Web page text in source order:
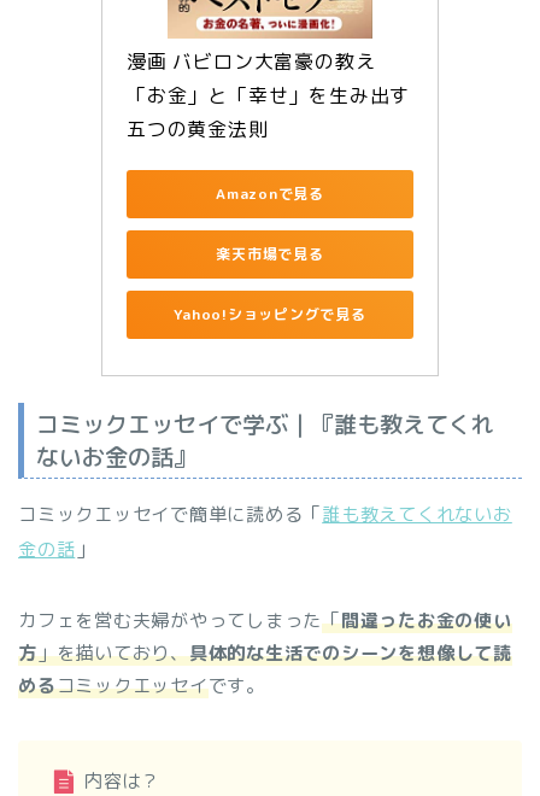
漫画 バビロン大富豪の教え
「お金」と「幸せ」を生み出す
五つの黄金法則
Amazonで見る
楽天市場で見る
Yahoo!ショッピングで見る
コミックエッセイで学ぶ｜『誰も教えてくれ
ないお金の話』
コミックエッセイで簡単に読める「誰も教えてくれないお
金の話 」
カフェを営む夫婦がやってしまった「間違ったお金の使い
方」を描いており、具体的な生活でのシーンを想像して読
めるコミックエッセイです。
内容は？